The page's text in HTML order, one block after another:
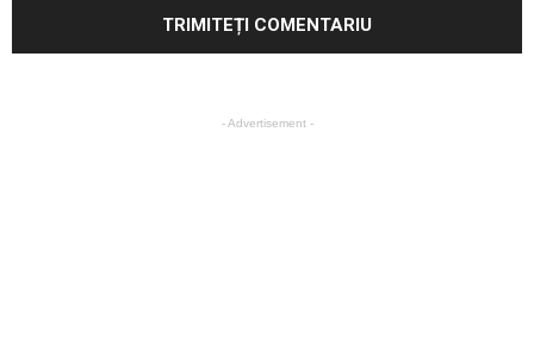
- Advertisement -